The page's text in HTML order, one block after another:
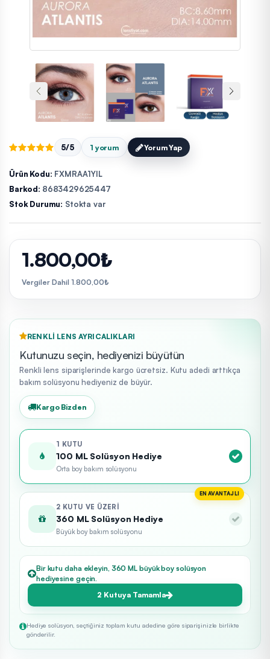
5/5 1 yorum Yorum Yap
Ürün Kodu: FXMRAA1YIL
Barkod: 8683429625447
Stok Durumu: Stokta var
1.800,00₺
Vergiler Dahil 1.800,00₺
RENKLI LENS AYRICALIKLARI
Kutunuzu seçin, hediyenizi büyütün
Renkli lens siparişlerinde kargo ücretsiz. Kutu adedi arttıkça
bakım solüsyonu hediyeniz de büyür.
Kargo Bizden
1 KUTU
100 ML Solüsyon Hediye
Orta boy bakım solüsyonu
EN AVANTAJLI
2 KUTU VE ÜZERI
360 ML Solüsyon Hediye
Büyük boy bakım solüsyonu
Bir kutu daha ekleyin, 360 ML büyük boy solüsyon
hediyesine geçin.
2 Kutuya Tamamla
Hediye solüsyon, seçtiğiniz toplam kutu adedine göre siparişinizle birlikte
gönderilir.